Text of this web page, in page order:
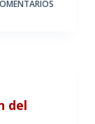
del